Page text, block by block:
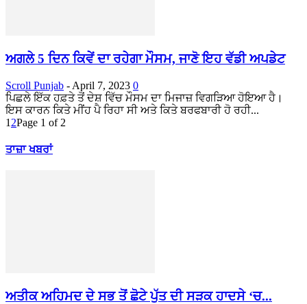
ਅਗਲੇ 5 ਦਿਨ ਕਿਵੇਂ ਦਾ ਰਹੇਗਾ ਮੌਸਮ, ਜਾਣੋ ਇਹ ਵੱਡੀ ਅਪਡੇਟ
Scroll Punjab - April 7, 2023 0
ਪਿਛਲੇ ਇੱਕ ਹਫ਼ਤੇ ਤੋਂ ਦੇਸ਼ ਵਿੱਚ ਮੌਸਮ ਦਾ ਮਿਜਾਜ਼ ਵਿਗੜਿਆ ਹੋਇਆ ਹੈ।
ਇਸ ਕਾਰਨ ਕਿਤੇ ਮੀਂਹ ਪੈ ਰਿਹਾ ਸੀ ਅਤੇ ਕਿਤੇ ਬਰਫਬਾਰੀ ਹੋ ਰਹੀ...
1 2Page 1 of 2
ਤਾਜ਼ਾ ਖਬਰਾਂ
ਅਤੀਕ ਅਹਿਮਦ ਦੇ ਸਭ ਤੋਂ ਛੋਟੇ ਪੁੱਤ ਦੀ ਸੜਕ ਹਾਦਸੇ ‘ਚ...